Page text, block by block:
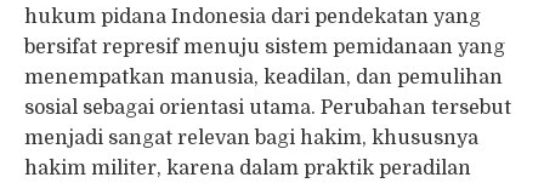
hukum pidana Indonesia dari pendekatan yang
bersifat represif menuju sistem pemidanaan yang
menempatkan manusia, keadilan, dan pemulihan
sosial sebagai orientasi utama. Perubahan tersebut
menjadi sangat relevan bagi hakim, khususnya
hakim militer, karena dalam praktik peradilan